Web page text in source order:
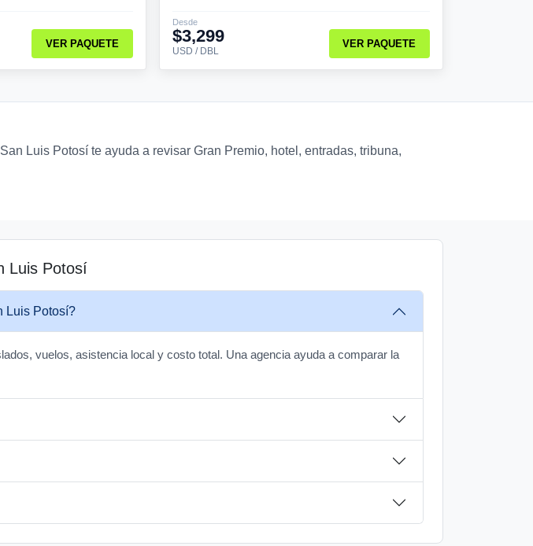
VER PAQUETE
Desde
$3,299
USD / DBL
VER PAQUETE
Luis Potosí te ayuda a revisar Gran Premio, hotel, entradas, tribuna,
Luis Potosí
Luis Potosí?
vuelos, asistencia local y costo total. Una agencia ayuda a comparar la